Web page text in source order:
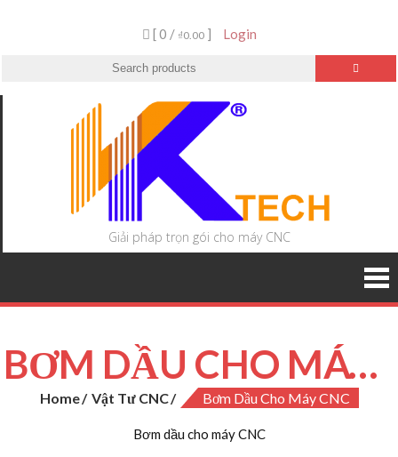
[ 0 / ₫0.00] Login
Giải pháp trọn gói cho máy CNC
BƠM DẦU CHO MÁY CNC
Home Vật Tư CNC Bơm Dầu Cho Máy CNC
Bơm dầu cho máy CNC